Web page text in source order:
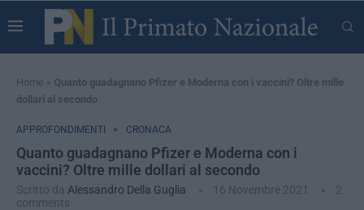
Home » Quanto guadagnano Pfizer e Moderna con i vaccini? Oltre mille
dollari al secondo
APPROFONDIMENTI CRONACA
Quanto guadagnano Pfizer e Moderna con i
vaccini? Oltre mille dollari al secondo
Scritto da Alessandro Della Guglia 16 Novembre 2021
2
comments